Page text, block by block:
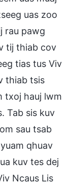
uas zoo
rau pawg
tij thiab cov
tias tus Viv
thiab tsis
txoj hauj lwm
Tab sis kuv
sau tsab
qhuav
kuv tes dej
Ncaus Lis